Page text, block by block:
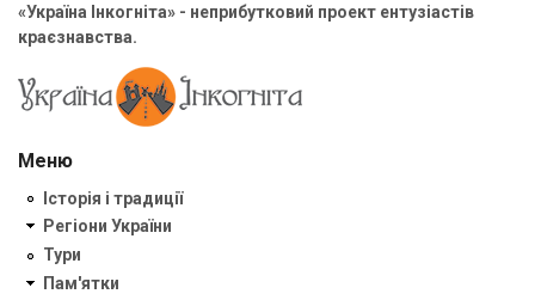
«Україна Інкогніта» - неприбутковий проект ентузіастів
краєзнавства.
Меню
Історія і традиції
Регіони України
Тури
Пам'ятки